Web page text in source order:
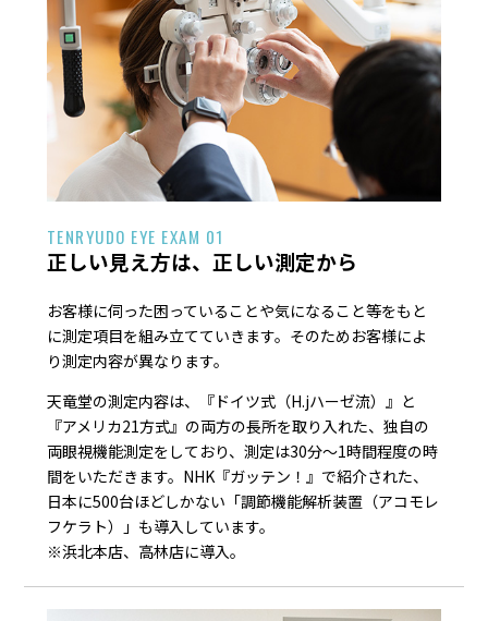
TENRYUDO EYE EXAM 01
正しい見え方は、正しい測定から
お客様に伺った困っていることや気になること等をもと
に測定項目を組み立てていきます。そのためお客様によ
り測定内容が異なります。
天竜堂の測定内容は、『ドイツ式（H.jハーゼ流）』と
『アメリカ21方式』の両方の長所を取り入れた、独自の
両眼視機能測定をしており、測定は30分～1時間程度の時
間をいただきます。NHK『ガッテン！』で紹介された、
日本に500台ほどしかない「調節機能解析装置（アコモレ
フケラト）」も導入しています。
※浜北本店、高林店に導入。